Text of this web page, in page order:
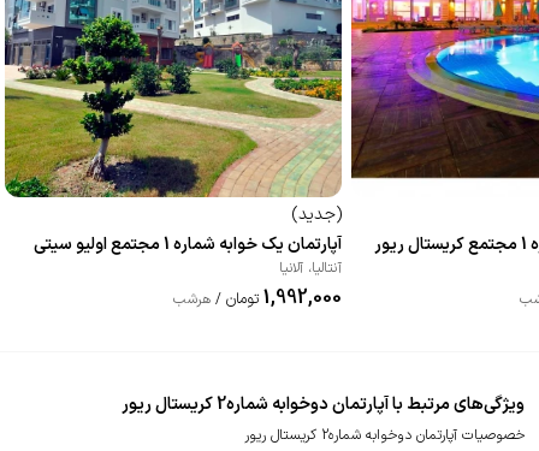
(جدید)
آپارتمان یک خوابه شماره 1 مجتمع اولیو سیتی
آنتالیا، آلانیا
1,992,000 تومان / هرشب
ویژگی‌های مرتبط با آپارتمان دوخوابه شماره2 کریستال ریور
خصوصیات آپارتمان دوخوابه شماره2 کریستال ریور